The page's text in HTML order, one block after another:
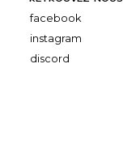
facebook
instagram
discord